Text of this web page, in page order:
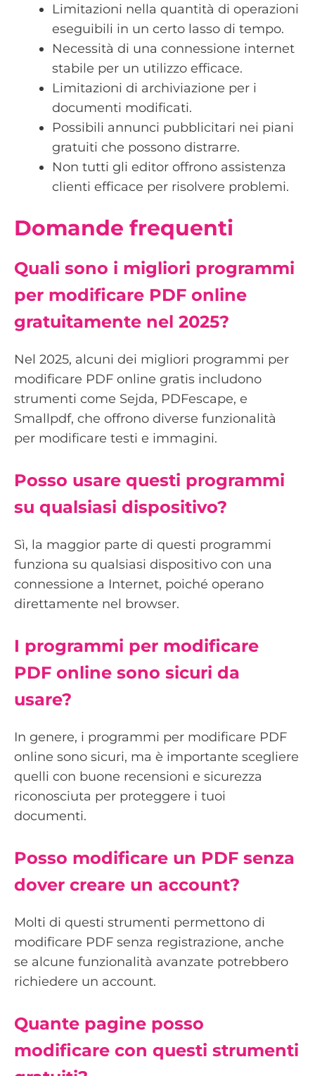
Limitazioni nella quantità di operazioni
eseguibili in un certo lasso di tempo.
Necessità di una connessione internet
stabile per un utilizzo efficace.
Limitazioni di archiviazione per i
documenti modificati.
Possibili annunci pubblicitari nei piani
gratuiti che possono distrarre.
Non tutti gli editor offrono assistenza
clienti efficace per risolvere problemi.
Domande frequenti
Quali sono i migliori programmi
per modificare PDF online
gratuitamente nel 2025?
Nel 2025, alcuni dei migliori programmi per
modificare PDF online gratis includono
strumenti come Sejda, PDFescape, e
Smallpdf, che offrono diverse funzionalità
per modificare testi e immagini.
Posso usare questi programmi
su qualsiasi dispositivo?
Sì, la maggior parte di questi programmi
funziona su qualsiasi dispositivo con una
connessione a Internet, poiché operano
direttamente nel browser.
I programmi per modificare
PDF online sono sicuri da
usare?
In genere, i programmi per modificare PDF
online sono sicuri, ma è importante scegliere
quelli con buone recensioni e sicurezza
riconosciuta per proteggere i tuoi
documenti.
Posso modificare un PDF senza
dover creare un account?
Molti di questi strumenti permettono di
modificare PDF senza registrazione, anche
se alcune funzionalità avanzate potrebbero
richiedere un account.
Quante pagine posso
modificare con questi strumenti